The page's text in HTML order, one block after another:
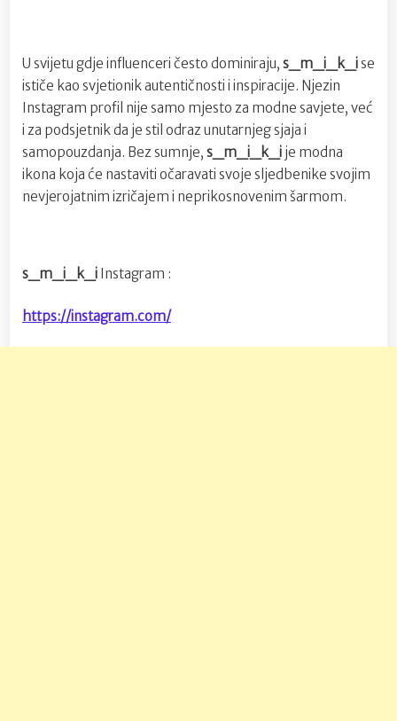
U svijetu gdje influenceri često dominiraju, s_m_i_k_ise
ističe kao svjetionik autentičnosti i inspiracije. Njezin
Instagram profil nije samo mjesto za modne savjete, već
i za podsjetnik da je stil odraz unutarnjeg sjaja i
samopouzdanja. Bez sumnje, s_m_i_k_i je modna
ikona koja će nastaviti očaravati svoje sljedbenike svojim
nevjerojatnim izričajem i neprikosnovenim šarmom.
s_m_i_k_i Instagram :
https://instagram.com/